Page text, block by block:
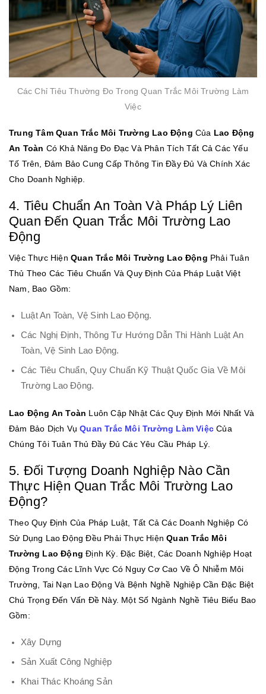
Các Chỉ Tiêu Thường Đo Trong Quan Trắc Môi Trường Làm
Việc
Trung Tâm Quan Trắc Môi Trường Lao Động Của Lao Động
An Toàn Có Khả Năng Đo Đạc Và Phân Tích Tất Cả Các Yếu
Tố Trên, Đảm Bảo Cung Cấp Thông Tin Đầy Đủ Và Chính Xác
Cho Doanh Nghiệp.
4. Tiêu Chuẩn An Toàn Và Pháp Lý Liên
Quan Đến Quan Trắc Môi Trường Lao
Động
Việc Thực Hiện Quan Trắc Môi Trường Lao Động Phải Tuân
Thủ Theo Các Tiêu Chuẩn Và Quy Định Của Pháp Luật Việt
Nam, Bao Gồm:
Luật An Toàn, Vệ Sinh Lao Động.
Các Nghị Định, Thông Tư Hướng Dẫn Thi Hành Luật An
Toàn, Vệ Sinh Lao Động.
Các Tiêu Chuẩn, Quy Chuẩn Kỹ Thuật Quốc Gia Về Môi
Trường Lao Động.
Lao Động An Toàn Luôn Cập Nhật Các Quy Định Mới Nhất Và
Đảm Bảo Dịch VụQuan Trắc Môi Trường Làm Việc Của
Chúng Tôi Tuân Thủ Đầy Đủ Các Yêu Cầu Pháp Lý.
5. Đối Tượng Doanh Nghiệp Nào Cần
Thực Hiện Quan Trắc Môi Trường Lao
Động?
Theo Quy Định Của Pháp Luật, Tất Cả Các Doanh Nghiệp Có
Sử Dụng Lao Động Đều Phải Thực HiệnQuan Trắc Môi
Trường Lao Động Định Kỳ. Đặc Biệt, Các Doanh Nghiệp Hoạt
Động Trong Các Lĩnh Vực Có Nguy Cơ Cao Về Ô Nhiễm Môi
Trường, Tai Nạn Lao Động Và Bệnh Nghề Nghiệp Cần Đặc Biệt
Chú Trọng Đến Vấn Đề Này. Một Số Ngành Nghề Tiêu Biểu Bao
Gồm:
Xây Dựng
Sản Xuất Công Nghiệp
Khai Thác Khoáng Sản